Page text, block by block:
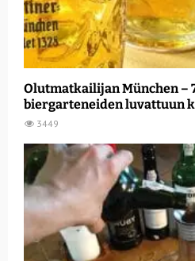
Olutmatkailijan München –
biergarteneiden luvattuun
3449